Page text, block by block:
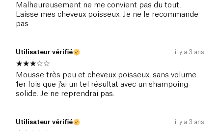
Malheureusement ne me convient pas du tout.
Laisse mes cheveux poisseux. Je ne le recommande
pas
Utilisateur vérifié il y a 3 ans
Mousse très peu et cheveux poisseux, sans volume.
1er fois que j’ai un tel résultat avec un shampoing
solide. Je ne reprendrai pas.
Utilisateur vérifié il y a 3 ans